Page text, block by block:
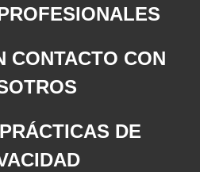
CONTACTO CON
DE